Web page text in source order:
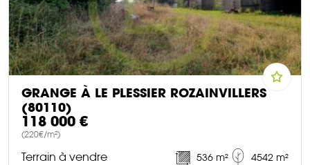
GRANGE À LE PLESSIER ROZAINVILLERS
(80110)
118 000 €
(220€/m²)
Terrain à vendre 536 m² 4542 m²